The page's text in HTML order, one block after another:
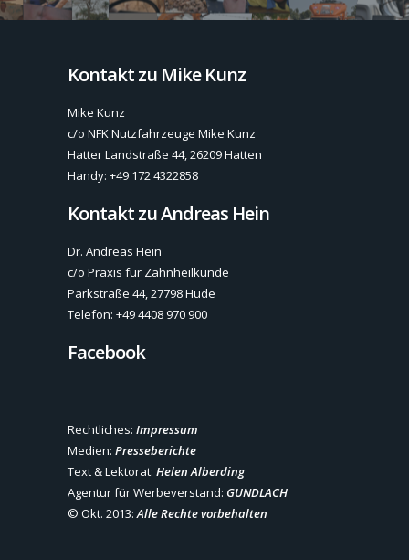
Kontakt zu Mike Kunz
Mike Kunz
c/o NFK Nutzfahrzeuge Mike Kunz
Hatter Landstraße 44, 26209 Hatten
Handy: +49 172 4322858
Kontakt zu Andreas Hein
Dr. Andreas Hein
c/o Praxis für Zahnheilkunde
Parkstraße 44, 27798 Hude
Telefon: +49 4408 970 900
Facebook
Rechtliches: Impressum
Medien: Presseberichte
Text & Lektorat: Helen Alberding
Agentur für Werbeverstand: GUNDLACH
© Okt. 2013: Alle Rechte vorbehalten